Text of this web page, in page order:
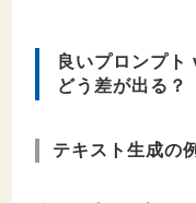
良いプロンプ
どう差が出る？
テキスト生成の例